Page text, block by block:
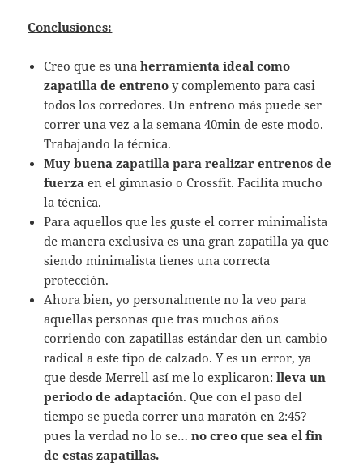
Conclusiones:
Creo que es unaherramienta ideal como
zapatilla de entreno y complemento para casi
todos los corredores. Un entreno más puede ser
correr una vez a la semana 40min de este modo.
Trabajando la técnica.
Muy buena zapatilla para realizar entrenos de
fuerza en el gimnasio o Crossfit. Facilita mucho
la técnica.
Para aquellos que les guste el correr minimalista
de manera exclusiva es una gran zapatilla ya que
siendo minimalista tienes una correcta
protección.
Ahora bien, yo personalmente no la veo para
aquellas personas que tras muchos años
corriendo con zapatillas estándar den un cambio
radical a este tipo de calzado. Y es un error, ya
que desde Merrell así me lo explicaron:lleva un
periodo de adaptación. Que con el paso del
tiempo se pueda correr una maratón en 2:45?
pues la verdad no lo se…no creo que sea el fin
de estas zapatillas.